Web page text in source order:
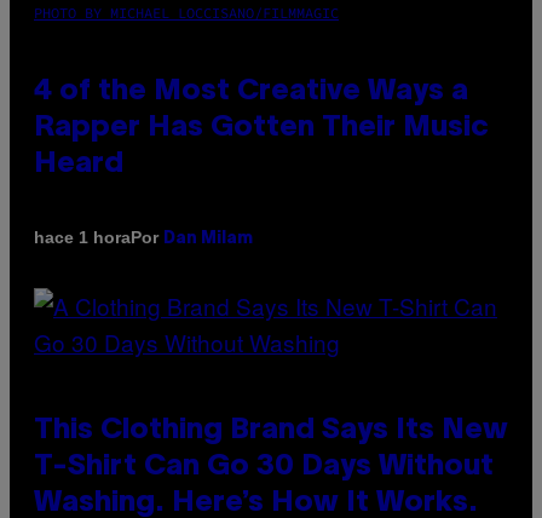
PHOTO BY MICHAEL LOCCISANO/FILMMAGIC
4 of the Most Creative Ways a
Rapper Has Gotten Their Music
Heard
hace 1 horaPor Dan Milam
This Clothing Brand Says Its New
T-Shirt Can Go 30 Days Without
Washing. Here’s How It Works.